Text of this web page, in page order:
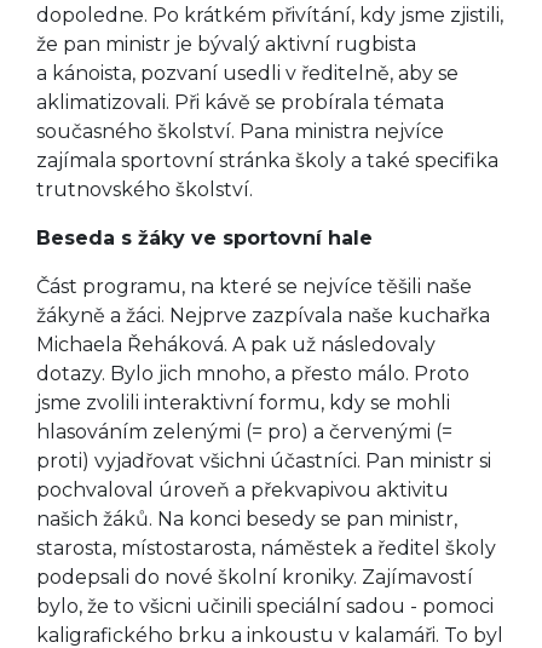
dopoledne. Po krátkém přivítání, kdy jsme zjistili,
že pan ministr je bývalý aktivní rugbista
a kánoista, pozvaní usedli v ředitelně, aby se
aklimatizovali. Při kávě se probírala témata
současného školství. Pana ministra nejvíce
zajímala sportovní stránka školy a také specifika
trutnovského školství.
Beseda s žáky ve sportovní hale
Část programu, na které se nejvíce těšili naše
žákyně a žáci. Nejprve zazpívala naše kuchařka
Michaela Řeháková. A pak už následovaly
dotazy. Bylo jich mnoho, a přesto málo. Proto
jsme zvolili interaktivní formu, kdy se mohli
hlasováním zelenými (= pro) a červenými (=
proti) vyjadřovat všichni účastníci. Pan ministr si
pochvaloval úroveň a překvapivou aktivitu
našich žáků. Na konci besedy se pan ministr,
starosta, místostarosta, náměstek a ředitel školy
podepsali do nové školní kroniky. Zajímavostí
bylo, že to všicni učinili speciální sadou - pomoci
kaligrafického brku a inkoustu v kalamáři. To byl